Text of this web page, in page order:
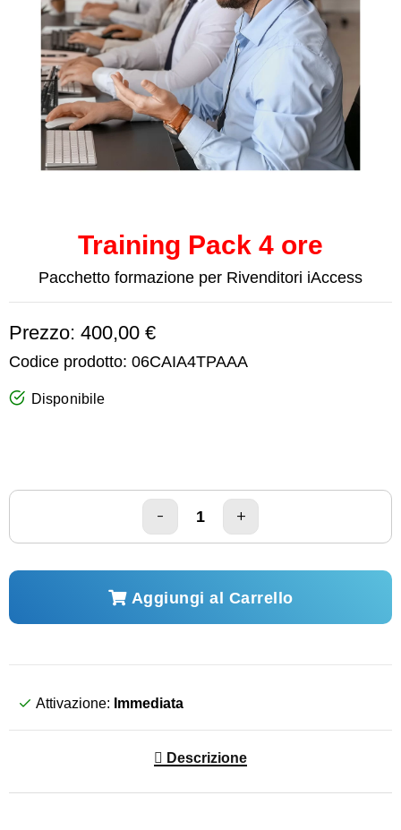
Training Pack 4 ore
Pacchetto formazione per Rivenditori iAccess
Prezzo: 400,00 €
Codice prodotto: 06CAIA4TPAAA
Disponibile
Aggiungi al Carrello
Attivazione: Immediata
Descrizione